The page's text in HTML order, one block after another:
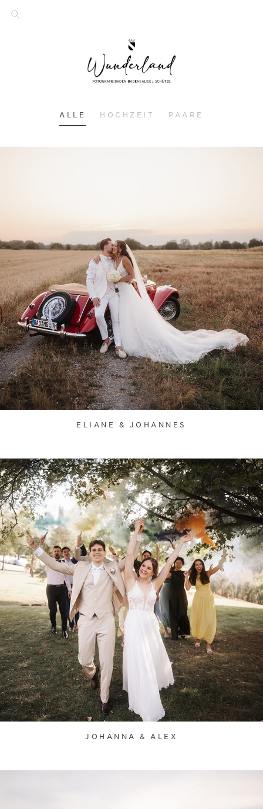
ALLE HOCHZEIT PAARE
ELIANE & JOHANNES
JOHANNA & ALEX